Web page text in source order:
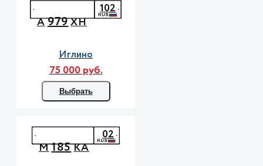
А979ХН
102
Иглино
75 000 руб.
Выбрать
М185КА
02